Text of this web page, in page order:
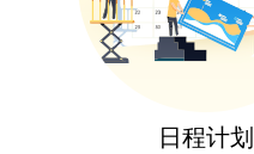
日程计划